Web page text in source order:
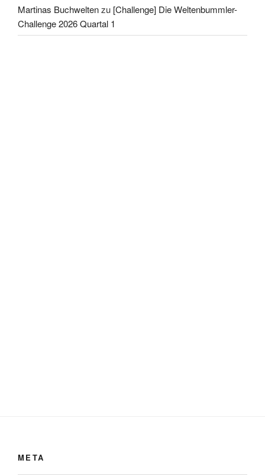
Martinas Buchweltenzu [Challenge] Die Weltenbummler-
Challenge 2026 Quartal 1
META